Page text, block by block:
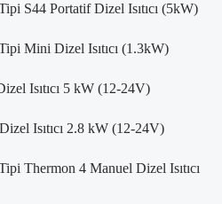
S44 Portatif Dizel Isıtıcı (5kW)
Mini Dizel Isıtıcı (1.3kW)
Isıtıcı 5 kW (12-24V)
Isıtıcı 2.8 kW (12-24V)
Thermon 4 Manuel Dizel Isıtıcı